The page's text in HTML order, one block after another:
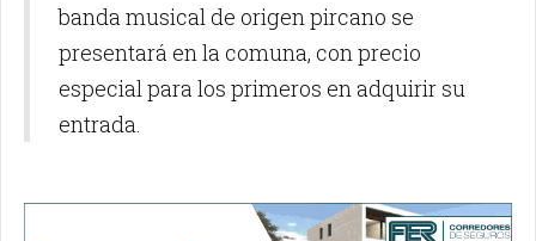
banda musical de origen pircano se
presentará en la comuna, con precio
especial para los primeros en adquirir su
entrada.